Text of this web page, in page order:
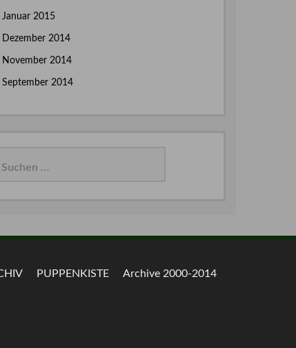
Januar 2015
Dezember 2014
November 2014
September 2014
PUPPENKISTE Archive 2000-2014